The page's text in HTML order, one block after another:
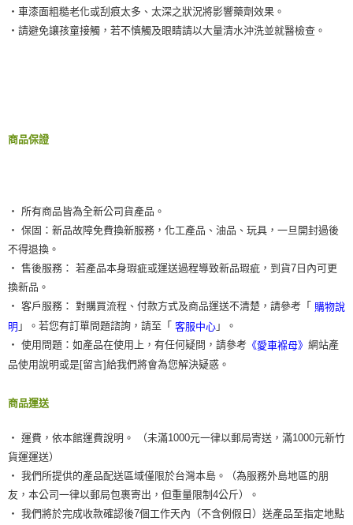
‧車漆面粗糙老化或刮痕太多、太深之狀況將影響藥劑效果。
‧請避免讓孩童接觸，若不慎觸及眼睛請以大量清水沖洗並就醫檢查。
商品保證
‧ 所有商品皆為全新公司貨產品。
‧ 保固：新品故障免費換新服務，化工產品、油品、玩具，一旦開封過後
不得退換。
‧ 售後服務： 若產品本身瑕疵或運送過程導致新品瑕疵，到貨7日內可更
換新品。
‧ 客戶服務： 對購買流程、付款方式及商品運送不清楚，請參考「 購物說
明 」。若您有訂單問題諮詢，請至「 客服中心 」。
‧ 使用問題：如產品在使用上，有任何疑問，請參考 《愛車褓母》 網站產
品使用說明或是[留言]給我們將會為您解決疑惑。
商品運送
‧ 運費，依本館運費說明。 （未滿1000元一律以郵局寄送，滿1000元新竹
貨運運送）
‧ 我們所提供的產品配送區域僅限於台灣本島。（為服務外島地區的朋
友，本公司一律以郵局包裹寄出，但重量限制4公斤）。
‧ 我們將於完成收款確認後7個工作天內（不含例假日）送產品至指定地點